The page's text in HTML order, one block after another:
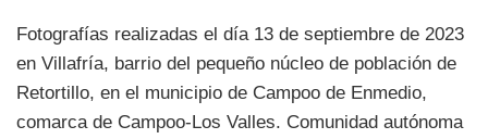
Fotografías realizadas el día 13 de septiembre de 2023
en Villafría, barrio del pequeño núcleo de población de
Retortillo, en el municipio de Campoo de Enmedio,
comarca de Campoo-Los Valles. Comunidad autónoma